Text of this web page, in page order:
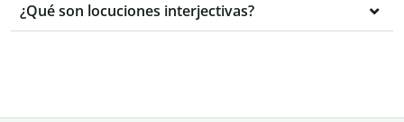
¿Qué son locuciones interjectivas?